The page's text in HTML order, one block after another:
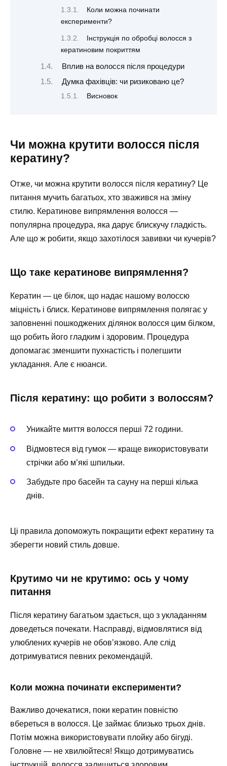
Коли можна починати
експерименти?
Інструкція по обробці волосся з
кератиновим покриттям
Вплив на волосся після процедури
Думка фахівців: чи ризиковано це?
Висновок
Чи можна крутити волосся після
кератину?
Отже, чи можна крутити волосся після кератину? Це
питання мучить багатьох, хто зважився на зміну
стилю. Кератинове випрямлення волосся —
популярна процедура, яка дарує блискучу гладкість.
Але що ж робити, якщо захотілося завивки чи кучерів?
Що таке кератинове випрямлення?
Кератин — це білок, що надає нашому волоссю
міцність і блиск. Кератинове випрямлення полягає у
заповненні пошкоджених ділянок волосся цим білком,
що робить його гладким і здоровим. Процедура
допомагає зменшити пухнастість і полегшити
укладання. Але є нюанси.
Після кератину: що робити з волоссям?
Уникайте миття волосся перші 72 години.
Відмовтеся від гумок — краще використовувати
стрічки або м’які шпильки.
Забудьте про басейн та сауну на перші кілька
днів.
Ці правила допоможуть покращити ефект кератину та
зберегти новий стиль довше.
Крутимо чи не крутимо: ось у чому
питання
Після кератину багатьом здається, що з укладанням
доведеться почекати. Насправді, відмовлятися від
улюблених кучерів не обов’язково. Але слід
дотримуватися певних рекомендацій.
Коли можна починати експерименти?
Важливо дочекатися, поки кератин повністю
вбереться в волосся. Це займає близько трьох днів.
Потім можна використовувати плойку або бігуді.
Головне — не хвилюйтеся! Якщо дотримуватись